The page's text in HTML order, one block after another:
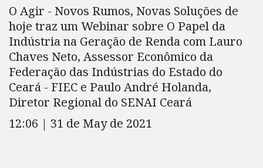
O Agir - Novos Rumos, Novas Soluções de
hoje traz um Webinar sobre O Papel da
Indústria na Geração de Renda com Lauro
Chaves Neto, Assessor Econômico da
Federação das Indústrias do Estado do
Ceará - FIEC e Paulo André Holanda,
Diretor Regional do SENAI Ceará
12:06 | 31 de May de 2021